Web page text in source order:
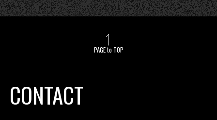
PAGE to TOP
CONTACT